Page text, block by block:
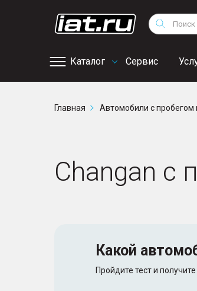
Поиск
Каталог Сервис
сервис
Снегоходы
Квадроциклы
Главная Автомобили с пробегом
Changan с
Какой
Пройдите тест и